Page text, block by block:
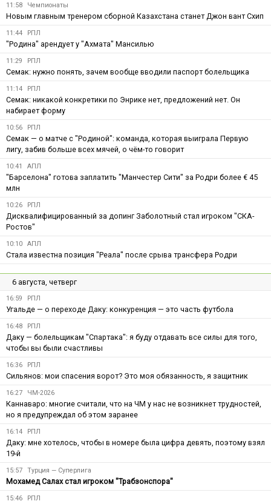
11:58 Чемпионаты
Новым главным тренером сборной Казахстана станет Джон вант Схип
11:44 РПЛ
"Родина" арендует у "Ахмата" Мансилью
11:29 РПЛ
Семак: нужно понять, зачем вообще вводили паспорт болельщика
11:14 РПЛ
Семак: никакой конкретики по Энрике нет, предложений нет. Он
набирает форму
10:56 РПЛ
Семак — о матче с "Родиной": команда, которая выиграла Первую
лигу, забив больше всех мячей, о чём-то говорит
10:41 АПЛ
"Барселона" готова заплатить "Манчестер Сити" за Родри более € 45
млн
10:26 РПЛ
Дисквалифицированный за допинг Заболотный стал игроком "СКА-
Ростов"
10:10 АПЛ
Стала известна позиция "Реала" после срыва трансфера Родри
6 августа, четверг
16:59 РПЛ
Угальде — о переходе Даку: конкуренция — это часть футбола
16:48 РПЛ
Даку — болельщикам "Спартака": я буду отдавать все силы для того,
чтобы вы были счастливы
16:36 РПЛ
Сильянов: мои спасения ворот? Это моя обязанность, я защитник
16:27 ЧМ-2026
Каннаваро: многие считали, что на ЧМ у нас не возникнет трудностей,
но я предупреждал об этом заранее
16:14 РПЛ
Даку: мне хотелось, чтобы в номере была цифра девять, поэтому взял
19-й
15:57 Турция — Суперлига
Мохамед Салах стал игроком "Трабзонспора"
15:46 РПЛ